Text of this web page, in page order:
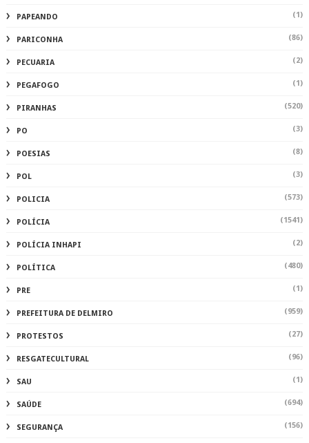
PAPEANDO (1)
PARICONHA (86)
PECUARIA (2)
PEGAFOGO (1)
PIRANHAS (520)
PO (3)
POESIAS (8)
POL (3)
POLICIA (573)
POLÍCIA (1541)
POLÍCIA INHAPI (2)
POLÍTICA (480)
PRE (1)
PREFEITURA DE DELMIRO (959)
PROTESTOS (27)
RESGATECULTURAL (96)
SAU (1)
SAÚDE (694)
SEGURANÇA (156)